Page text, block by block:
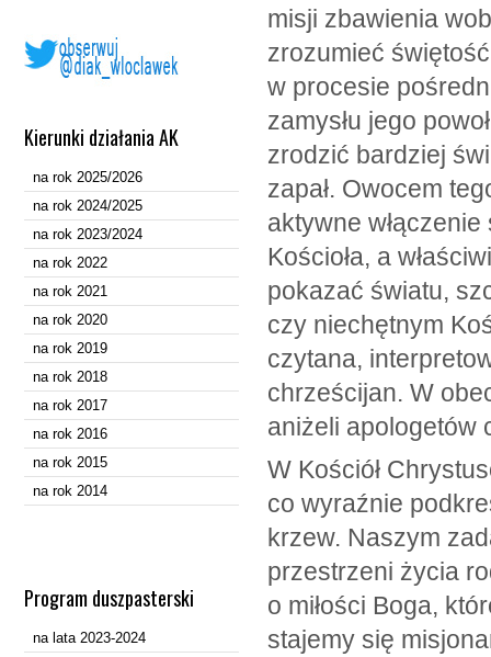
Kierunki działania AK
na rok 2025/2026
na rok 2024/2025
na rok 2023/2024
na rok 2022
na rok 2021
na rok 2020
na rok 2019
na rok 2018
na rok 2017
na rok 2016
na rok 2015
na rok 2014
Program duszpasterski
na lata 2023-2024
misji zbawienia
zrozumieć
w procesie
zamysłu jego
zrodzić bardziej
zapał. Owocem
aktywne
Kościoła, a
pokazać światu,
czy niechętnym
czytana,
chrześcijan. W
aniżeli apologetów
W Kościół
co wyraźnie
krzew. Naszym
przestrzeni życia
o miłości Boga,
stajemy się